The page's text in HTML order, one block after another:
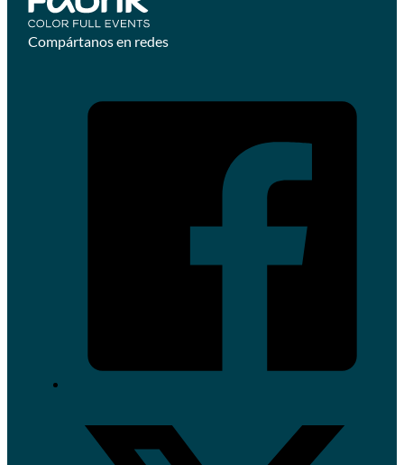
Compártanos en redes